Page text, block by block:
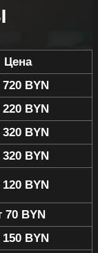
Цена
720 BYN
220 BYN
320 BYN
320 BYN
120 BYN
70 BYN
150 BYN